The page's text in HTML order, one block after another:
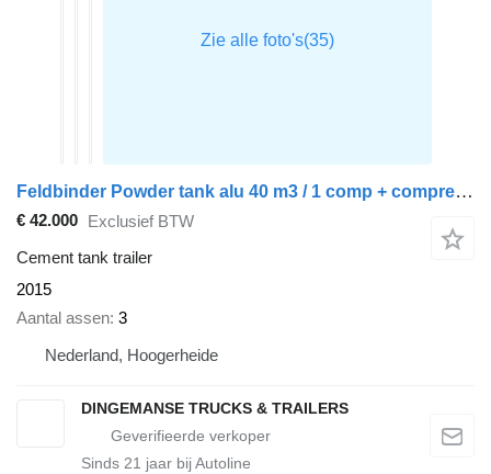
Feldbinder Powder tank alu 40 m3 / 1 comp + compressor
€ 42.000 Exclusief BTW
Cement tank trailer
2015
Aantal assen 3
Nederland, Hoogerheide
DINGEMANSE TRUCKS & TRAILERS
Sinds 21 jaar bij Autoline